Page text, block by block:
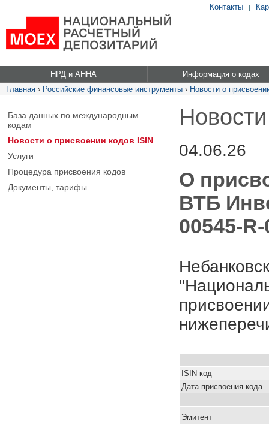
Контакты |
НРД и АННА
Информация о кодах
Главная › Российские финансовые инструменты › Новости о
База данных по международным
кодам
Новости о присвоении кодов ISIN
Услуги
Процедура присвоения кодов
Документы, тарифы
04.06.26
О
ВТБ
00545-
ISIN код
Дата присвоения кода
Эмитент